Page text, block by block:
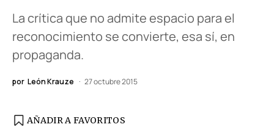
La crítica que no admite espacio para el
reconocimiento se convierte, esa sí, en
propaganda.
por León Krauze 27 octubre 2015
AÑADIR A FAVORITOS